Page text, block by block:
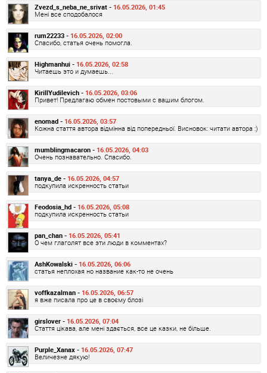
Zvezd_s_neba_ne_srivat - 16.05.2026, 01:45
Мені все сподобалося
rum22233 - 16.05.2026, 02:00
Спасибо, статья очень помогла.
Highmanhui - 16.05.2026, 02:58
Читаешь это и думаешь...
KirillYudilevich - 16.05.2026, 03:06
Привет! Предлагаю обмен постовыми с вашим блогом.
enomad - 16.05.2026, 03:57
Кожна стаття автора відмінна від попередньої. Висновок: читати автора :)
mumblingmacaron - 16.05.2026, 04:03
Очень познавательно. Спасибо.
tanya_de - 16.05.2026, 04:57
подкупила искренность статьи
Feodosia_hd - 16.05.2026, 05:08
подкупила искренность статьи
pan_chan - 16.05.2026, 05:41
О чем глаголят все эти люди в комментах?
AshKowalski - 16.05.2026, 06:06
статья неплохая но название как-то не очень
voffkazalman - 16.05.2026, 06:57
я вже писала про це в своєму блозі
girslover - 16.05.2026, 07:04
Стаття цікава, але мені здається, все це казки, не більше.
Purple_Xanax - 16.05.2026, 07:47
Величезне дякую!